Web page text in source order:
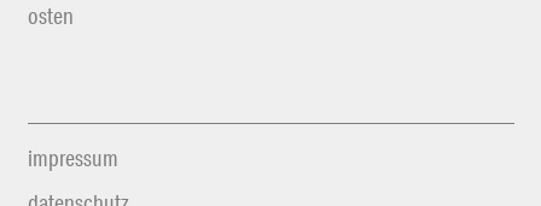
osten
impressum